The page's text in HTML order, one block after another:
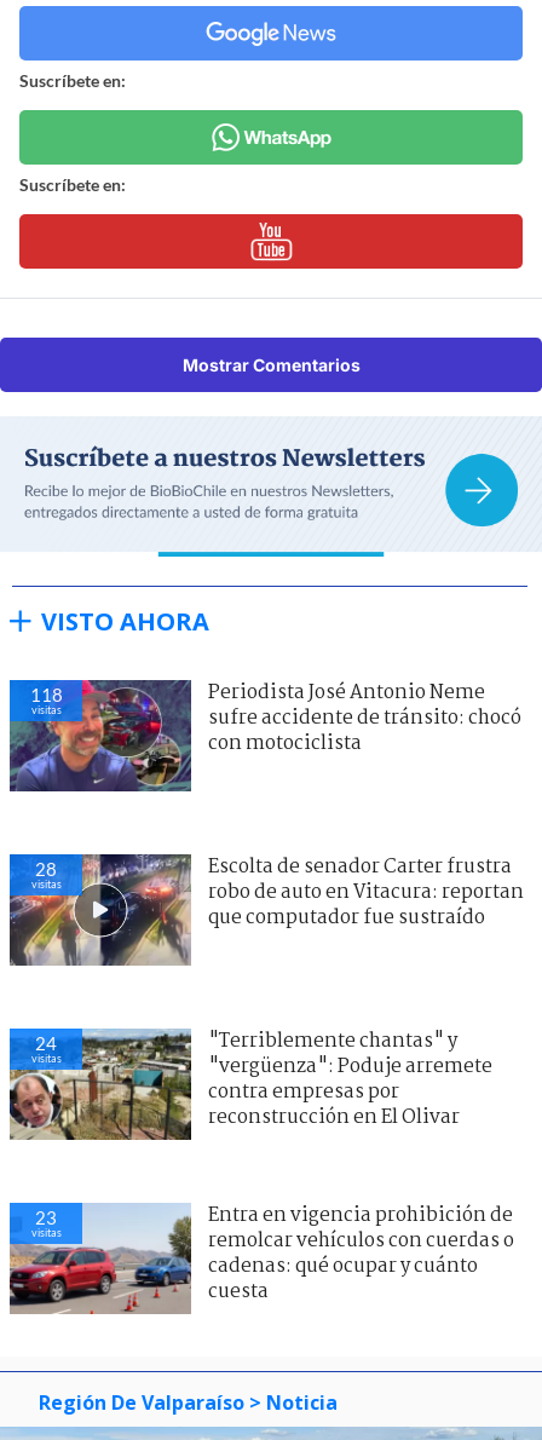
Suscríbete en:
Suscríbete en:
Mostrar Comentarios
VISTO AHORA
118
visitas
Periodista José Antonio Neme
sufre accidente de tránsito: chocó
con motociclista
28
visitas
Escolta de senador Carter frustra
robo de auto en Vitacura: reportan
que computador fue sustraído
24
visitas
"Terriblemente chantas" y
"vergüenza": Poduje arremete
contra empresas por
reconstrucción en El Olivar
23
visitas
Entra en vigencia prohibición de
remolcar vehículos con cuerdas o
cadenas: qué ocupar y cuánto
cuesta
Región De Valparaíso > Noticia